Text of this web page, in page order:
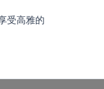
受高雅的